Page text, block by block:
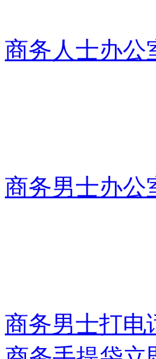
商务人士办公
商务男士办公
商务男士打电